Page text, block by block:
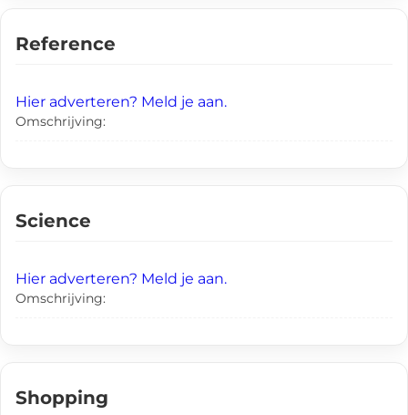
Reference
Hier adverteren? Meld je aan.
Omschrijving:
Science
Hier adverteren? Meld je aan.
Omschrijving:
Shopping